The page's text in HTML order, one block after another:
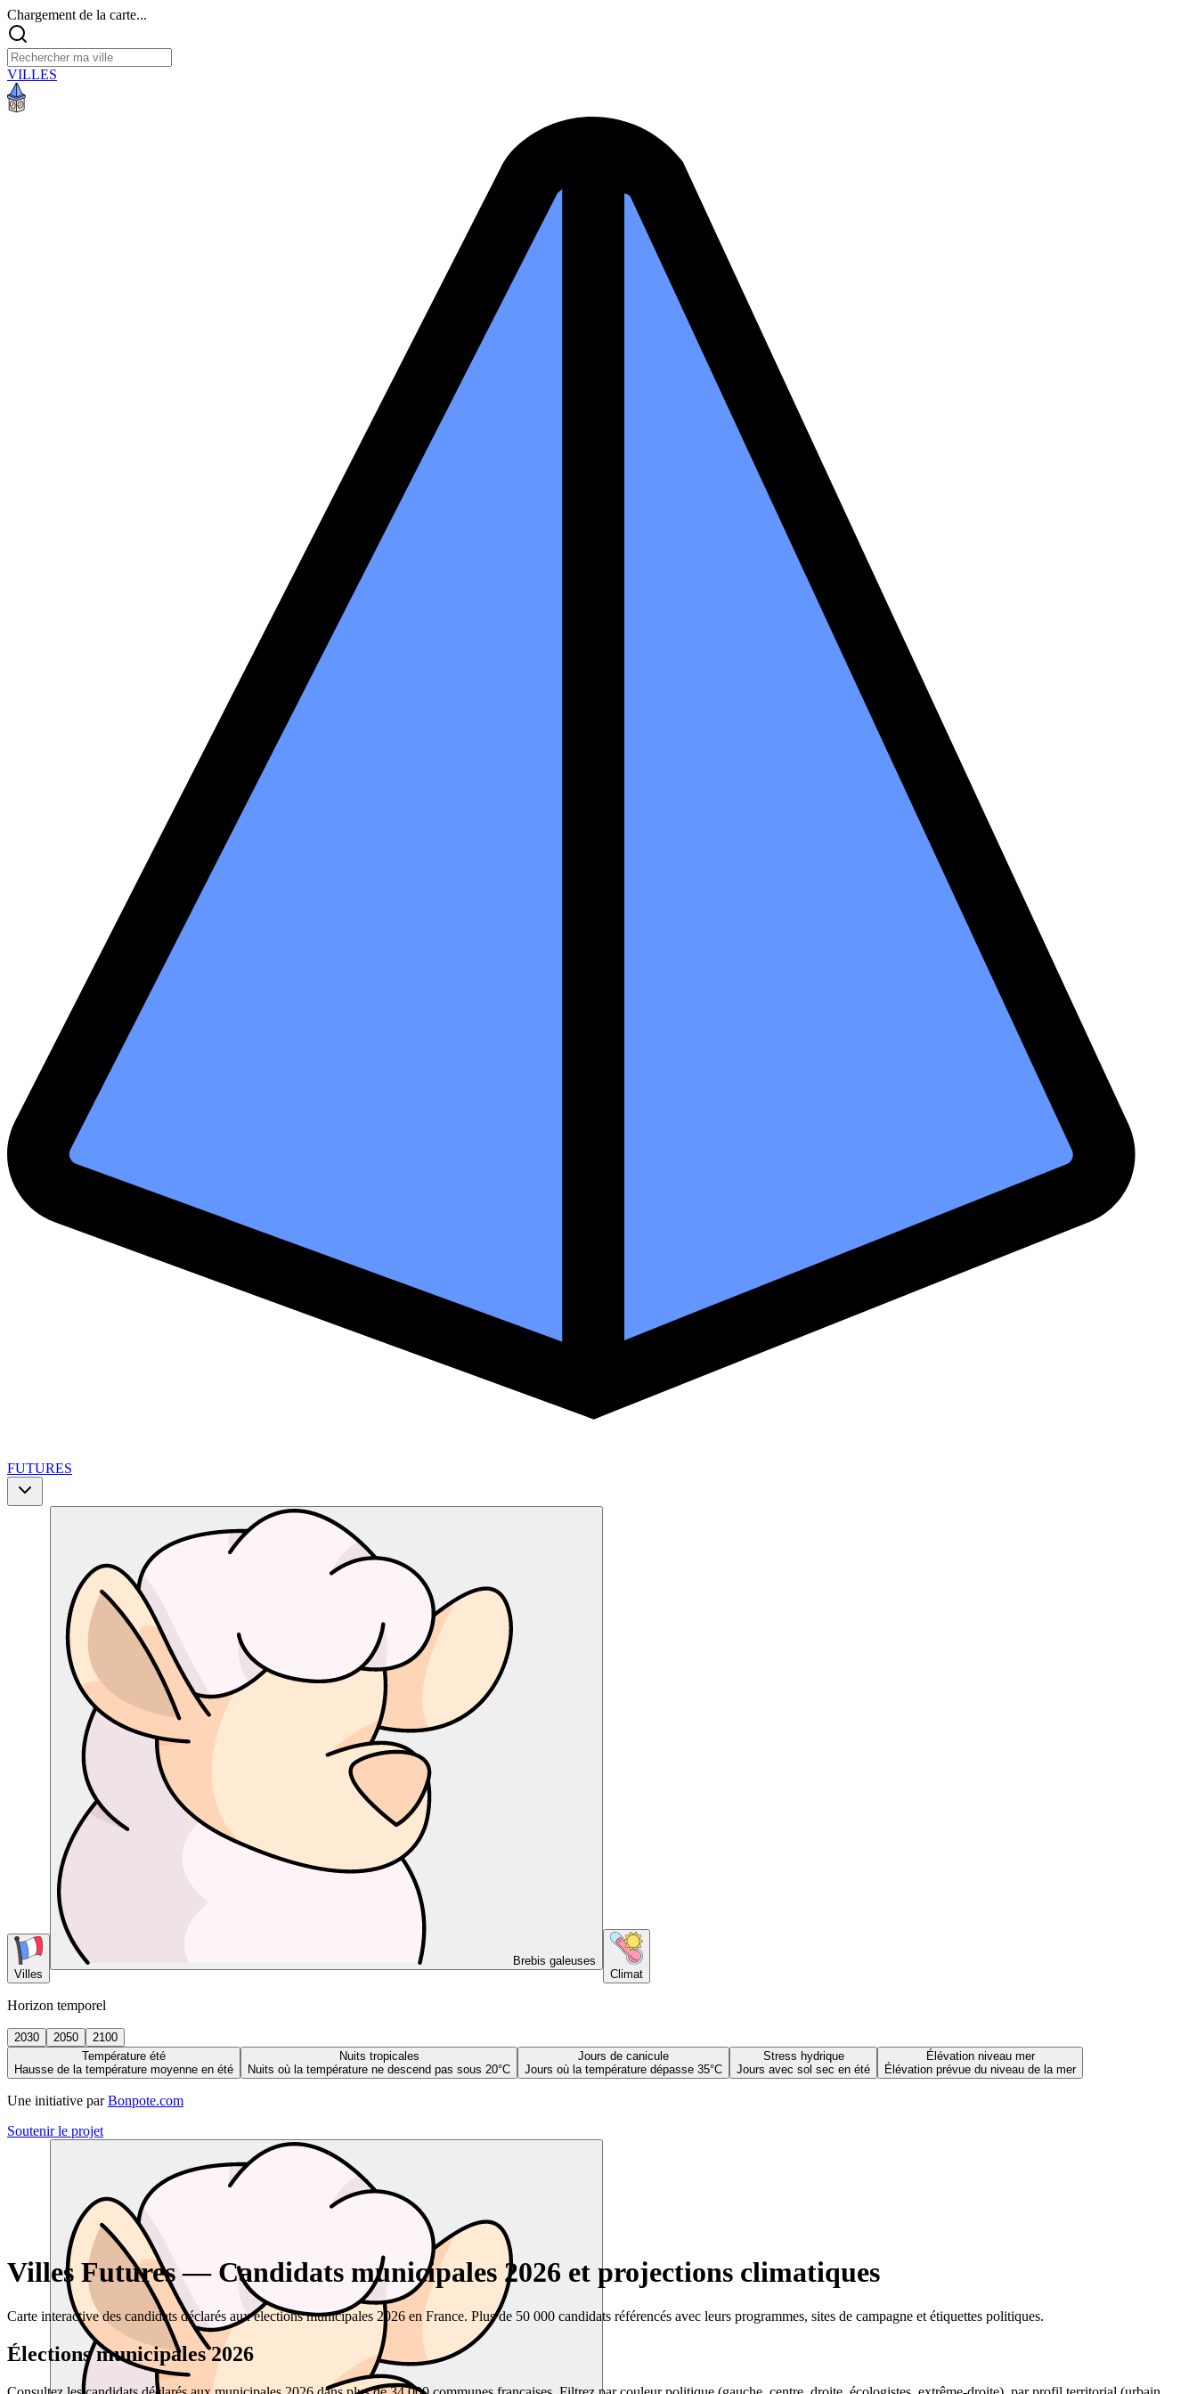
Chargement de la carte...
VILLES
FUTURES
Villes
Brebis galeuses
Climat
Horizon temporel
2030 2050
2100
Température été
Hausse de la température moyenne en été
Nuits tropicales
Nuits où la température ne descend pas sous 20°C
Jours de canicule
Jours où la température dépasse 35°C
Stress hydrique
Jours avec sol sec en été
Élévation niveau mer
Élévation prévue du niveau de la mer
Une initiative par Bonpote.com
Soutenir le projet
Villes Futures — Candidats municipales 2026 et projections climatiques
Carte interactive des candidats déclarés aux élections municipales 2026 en France. Plus de 50 000 candidats référencés avec leurs programmes, sites de campagne et étiquettes politiques.
Élections municipales 2026